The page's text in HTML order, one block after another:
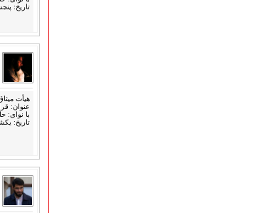
تاریخ: پنجشنبه
هیأت
عنوان:
با نوای:
تاریخ: یکشنبه